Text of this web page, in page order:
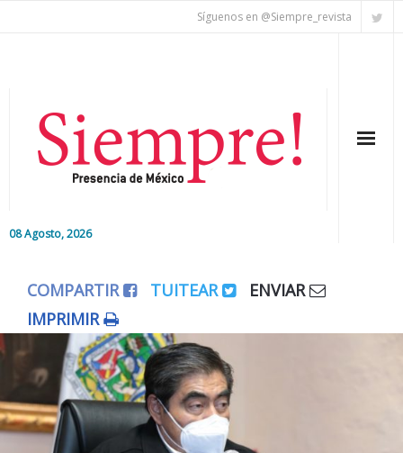
Síguenos en @Siempre_revista
08 Agosto, 2026
Editorial
Nacional
Colaboradores
Internacional
COMPARTIR TUITEAR
ENVIAR
IMPRIMIR